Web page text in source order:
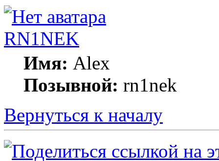
RN1NEK
Имя: Alex
Позывной: rn1nek
Вернуться к началу